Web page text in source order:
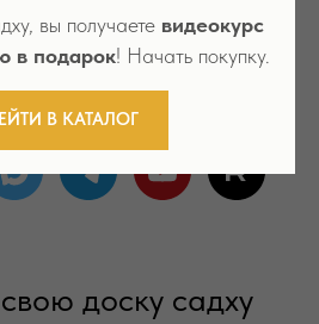
вы получаете видеокурс
в подарок! Начать покупку.
В КАТАЛОГ
соцсети!
доску садху